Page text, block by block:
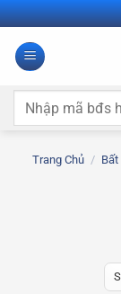
Bỏ
qua
nội
Tìm
Trang Chủ /